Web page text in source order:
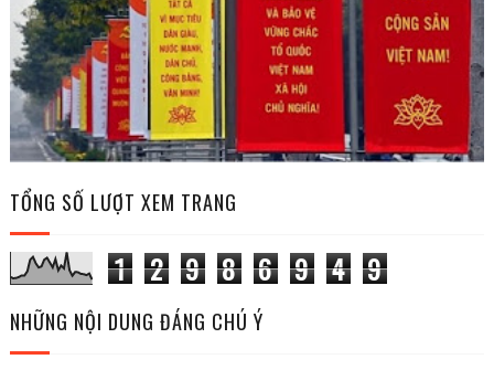
TỔNG SỐ LƯỢT XEM TRANG
1 2 9 8 6 9 4 9
NHỮNG NỘI DUNG ĐÁNG CHÚ Ý